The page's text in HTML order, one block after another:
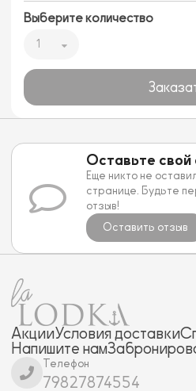
Выберите количество
1
Оставьте свой
Еще никто не
странице. Будьте
отзыв!
Оставить отзыв
АкцииУсловия доставки
Напишите нам
Телефон
79827874554